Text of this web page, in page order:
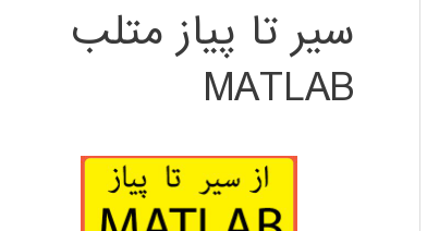
سیر تا پیاز متلب
MATLAB